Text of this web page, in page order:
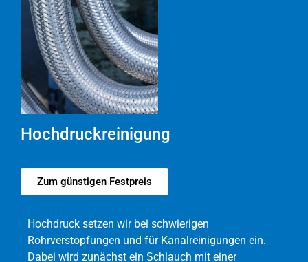
Hochdruckreinigung
Zum günstigen Festpreis
Hochdruck setzen wir bei schwierigen
Rohrverstopfungen und für Kanalreinigungen ein.
Dabei wird zunächst ein Schlauch mit einer